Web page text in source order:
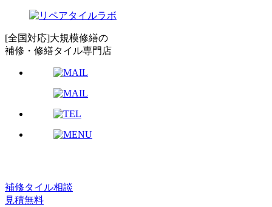
[全国対応]大規模修繕の
補修・修繕タイル専門店
補修タイル相談
見積無料